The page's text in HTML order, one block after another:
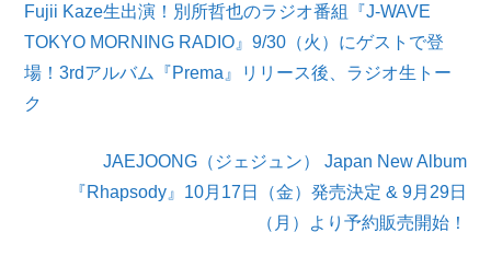
の
他
の
記
事
Fujii Kaze生出演！別所哲也のラジオ番組『J-WAVE
TOKYO MORNING RADIO』9/30（火）にゲストで登
場！3rdアルバム『Prema』リリース後、ラジオ生トー
ク
JAEJOONG（ジェジュン） Japan New Album
『Rhapsody』10月17日（金）発売決定 & 9月29日
（月）より予約販売開始！